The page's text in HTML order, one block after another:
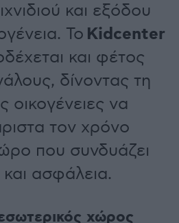
και εξόδου
Το Kidcenter
και φέτος
δίνοντας τη
οικογένειες να
τον χρόνο
που συνδυάζει
και ασφάλεια.
χώρος